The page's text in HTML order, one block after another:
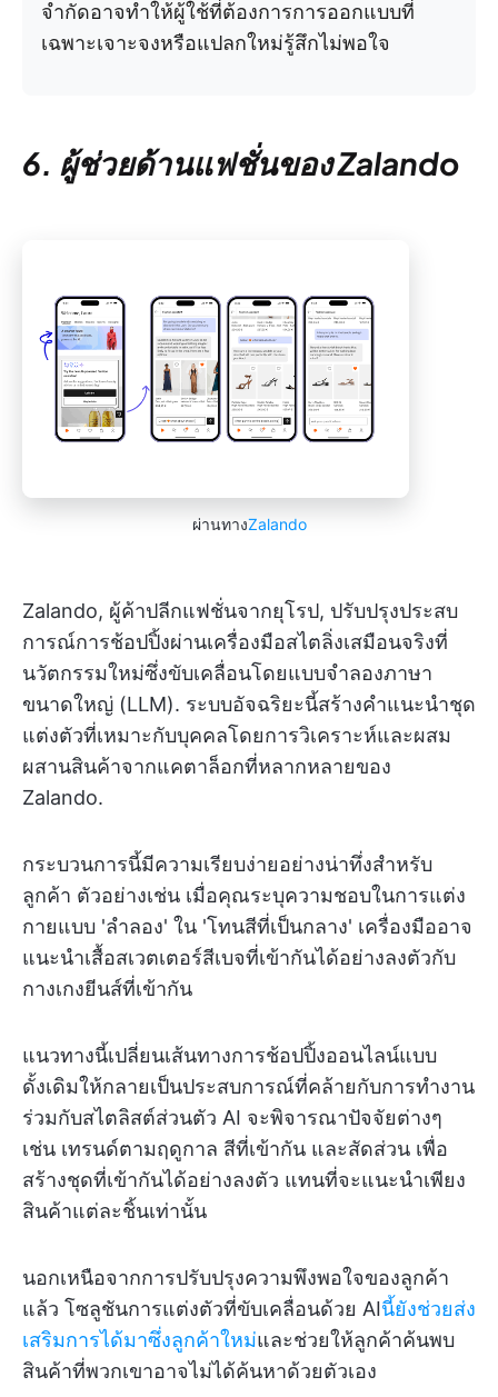
จำกัดอาจทำให้ผู้ใช้ที่ต้องการการออกแบบที่
เฉพาะเจาะจงหรือแปลกใหม่รู้สึกไม่พอใจ
6. ผู้ช่วยด้านแฟชั่นของ Zalando
ผ่านทางZalando
Zalando, ผู้ค้าปลีกแฟชั่นจากยุโรป, ปรับปรุงประสบ
การณ์การช้อปปิ้งผ่านเครื่องมือสไตลิ่งเสมือนจริงที่
นวัตกรรมใหม่ซึ่งขับเคลื่อนโดยแบบจำลองภาษา
ขนาดใหญ่ (LLM). ระบบอัจฉริยะนี้สร้างคำแนะนำชุด
แต่งตัวที่เหมาะกับบุคคลโดยการวิเคราะห์และผสม
ผสานสินค้าจากแคตาล็อกที่หลากหลายของ
Zalando.
กระบวนการนี้มีความเรียบง่ายอย่างน่าทึ่งสำหรับ
ลูกค้า ตัวอย่างเช่น เมื่อคุณระบุความชอบในการแต่ง
กายแบบ 'ลำลอง' ใน 'โทนสีที่เป็นกลาง' เครื่องมืออาจ
แนะนำเสื้อสเวตเตอร์สีเบจที่เข้ากันได้อย่างลงตัวกับ
กางเกงยีนส์ที่เข้ากัน
แนวทางนี้เปลี่ยนเส้นทางการช้อปปิ้งออนไลน์แบบ
ดั้งเดิมให้กลายเป็นประสบการณ์ที่คล้ายกับการทำงาน
ร่วมกับสไตลิสต์ส่วนตัว AI จะพิจารณาปัจจัยต่างๆ
เช่น เทรนด์ตามฤดูกาล สีที่เข้ากัน และสัดส่วน เพื่อ
สร้างชุดที่เข้ากันได้อย่างลงตัว แทนที่จะแนะนำเพียง
สินค้าแต่ละชิ้นเท่านั้น
นอกเหนือจากการปรับปรุงความพึงพอใจของลูกค้า
แล้ว โซลูชันการแต่งตัวที่ขับเคลื่อนด้วย AIนี้ยังช่วยส่ง
เสริมการได้มาซึ่งลูกค้าใหม่และช่วยให้ลูกค้าค้นพบ
สินค้าที่พวกเขาอาจไม่ได้ค้นหาด้วยตัวเอง